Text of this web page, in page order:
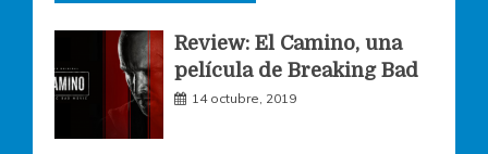
e
b
t
a
t
t
Review: El Camino, una
película de Breaking Bad
14 octubre, 2019